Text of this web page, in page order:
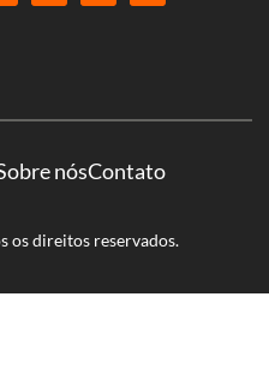
nósContato
os direitos reservados.